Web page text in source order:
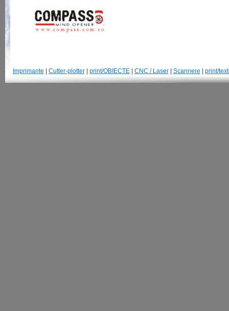
Imprimante Cutter-plotter| print/OBIECTE| CNC / Laser| Scannere print/